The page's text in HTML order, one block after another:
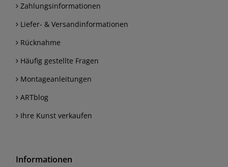
Zahlungsinformationen
Liefer- & Versandinformationen
Rücknahme
Häufig gestellte Fragen
Montageanleitungen
ARTblog
Ihre Kunst verkaufen
Informationen